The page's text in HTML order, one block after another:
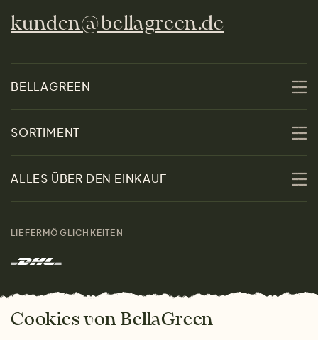
kunden@bellagreen.de
BELLAGREEN
Nachhaltigkeit
Kontakt
Marken
Das freundliche Magazin
SORTIMENT
Damen
Herren
Geschenke
ALLES ÜBER DEN EINKAUF
Warum bei uns einkaufen
LIEFERMÖGLICHKEITEN
ZAHLUNGSMÖGLICHKEITEN
Cookies von BellaGreen